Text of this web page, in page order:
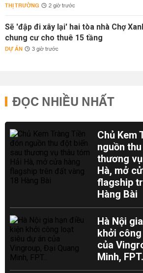
THỊ TRƯỜNG 2 giờ trước
Sẽ 'đập đi xây lại' hai tòa nhà Chợ
chung cư cho thuê 15 tầng
DỰ ÁN 3 giờ trước
ĐỌC NHIỀU NHẤT
Chủ Kem
nguồn
thương
Hà, mở
flagship
Hàng Bài
Hà Nội
khởi
của
Minh,